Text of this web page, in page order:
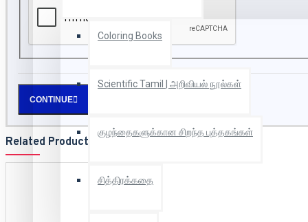
Coloring Books
Scientific Tamil | அறிவியல் நூல்கள்
குழந்தைகளுக்கான சிறந்த புத்தகங்கள்
சித்திரக்கதை
CONTINUE
Related Products